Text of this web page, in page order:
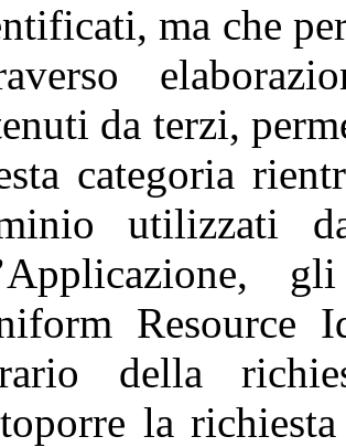
ma che
da terzi,
categoria
utilizzati
Resource
della
la